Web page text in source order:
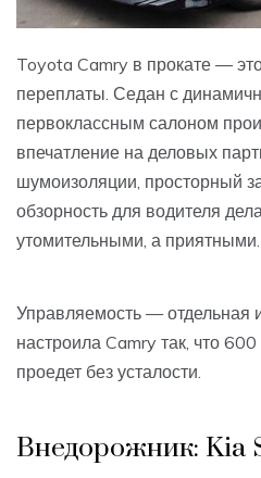
Toyota Camry в прокате —
переплаты. Седан с
первоклассным салоном
впечатление на деловых
шумоизоляции, просторный
обзорность для водителя
утомительными, а приятными.
Управляемость — отдельная
настроила Camry так, что
проедет без усталости.
Внедорожник: Kia